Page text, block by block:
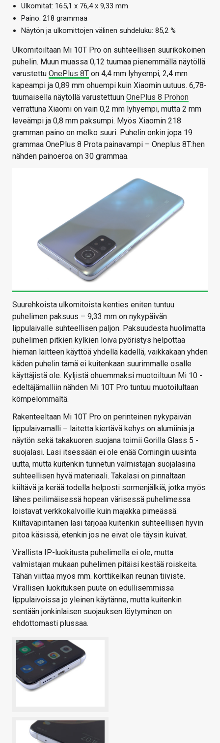
Ulkomitat: 165,1 x 76,4 x 9,33 mm
Paino: 218 grammaa
Näytön ja ulkomittojen välinen suhdeluku: 85,2 %
Ulkomitoiltaan Mi 10T Pro on suhteellisen suurikokoinen
puhelin. Muun muassa 0,12 tuumaa pienemmällä näytöllä
varustettu OnePlus 8T on 4,4 mm lyhyempi, 2,4 mm
kapeampi ja 0,89 mm ohuempi kuin Xiaomin uutuus. 6,78-
tuumaisella näytöllä varustettuun OnePlus 8 Prohon
verrattuna Xiaomi on vain 0,2 mm lyhyempi, mutta 2 mm
leveämpi ja 0,8 mm paksumpi. Myös Xiaomin 218
gramman paino on melko suuri. Puhelin onkin jopa 19
grammaa OnePlus 8 Prota painavampi – Oneplus 8T:hen
nähden painoeroa on 30 grammaa.
Suurehkoista ulkomitoista kenties eniten tuntuu
puhelimen paksuus – 9,33 mm on nykypäivän
lippulaivalle suhteellisen paljon. Paksuudesta huolimatta
puhelimen pitkien kylkien loiva pyöristys helpottaa
hieman laitteen käyttöä yhdellä kädellä, vaikkakaan yhden
käden puhelin tämä ei kuitenkaan suurimmalle osalle
käyttäjistä ole. Kyljistä ohuemmaksi muotoiltuun Mi 10 -
edeltäjämalliin nähden Mi 10T Pro tuntuu muotoilultaan
kömpelömmältä.
Rakenteeltaan Mi 10T Pro on perinteinen nykypäivän
lippulaivamalli – laitetta kiertävä kehys on alumiinia ja
näytön sekä takakuoren suojana toimii Gorilla Glass 5 -
suojalasi. Lasi itsessään ei ole enää Corningin uusinta
uutta, mutta kuitenkin tunnetun valmistajan suojalasina
suhteellisen hyvä materiaali. Takalasi on pinnaltaan
kiiltävä ja kerää todella helposti sormenjälkiä, jotka myös
lähes peilimäisessä hopean värisessä puhelimessa
loistavat verkkokalvoille kuin majakka pimeässä.
Kiiltäväpintainen lasi tarjoaa kuitenkin suhteellisen hyvin
pitoa käsissä, etenkin jos ne eivät ole täysin kuivat.
Virallista IP-luokitusta puhelimella ei ole, mutta
valmistajan mukaan puhelimen pitäisi kestää roiskeita.
Tähän viittaa myös mm. korttikelkan reunan tiiviste.
Virallisen luokituksen puute on edullisemmissa
lippulaivoissa jo yleinen käytänne, mutta kuitenkin
sentään jonkinlaisen suojauksen löytyminen on
ehdottomasti plussaa.